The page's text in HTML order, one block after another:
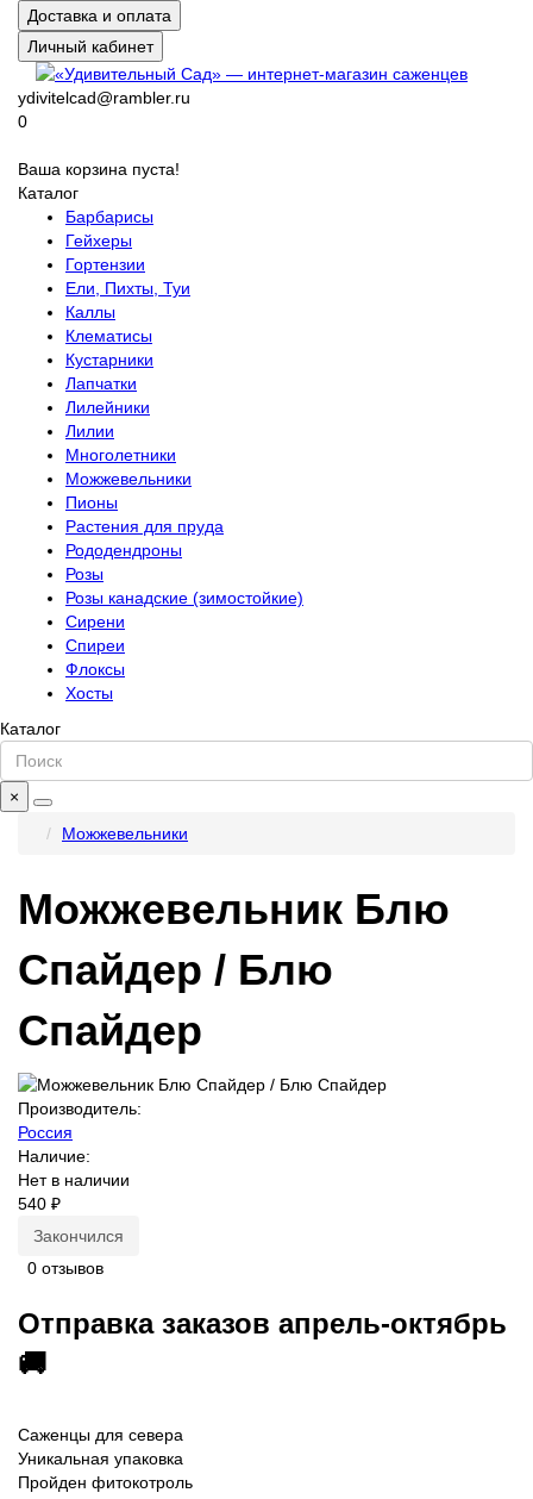
Доставка и оплата
Личный кабинет
ydivitelcad@rambler.ru
0
Ваша корзина пуста!
Каталог
Барбарисы
Гейхеры
Гортензии
Ели, Пихты, Туи
Каллы
Клематисы
Кустарники
Лапчатки
Лилейники
Лилии
Многолетники
Можжевельники
Пионы
Растения для пруда
Рододендроны
Розы
Розы канадские (зимостойкие)
Сирени
Спиреи
Флоксы
Хосты
Каталог
×
Можжевельники
Можжевельник Блю
Спайдер / Блю
Спайдер
Производитель:
Россия
Наличие:
Нет в наличии
540 ₽
Закончился
0 отзывов
Отправка заказов апрель-октябрь
🚚
Саженцы для севера
Уникальная упаковка
Пройден фитокотроль